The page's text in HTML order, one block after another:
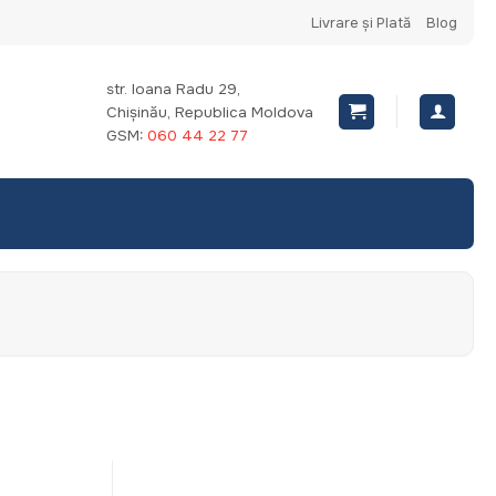
Livrare și Plată Blog
str. Ioana Radu 29,
Chișinău, Republica Moldova
GSM: 060 44 22 77